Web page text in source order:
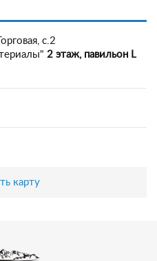
с.2
2 этаж, павильон L
карту